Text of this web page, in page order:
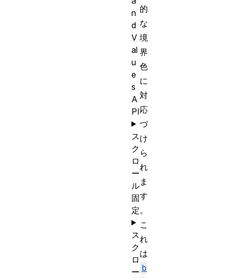
的
な
境
界
色
に
対
応
づ
け
ら
れ
ま
す
。
こ
れ
は
b
n
d
V
al
u
e
s
A
PI
ス
ク
ロ
ー
ル
固
定
ス
ク
ロ
ー